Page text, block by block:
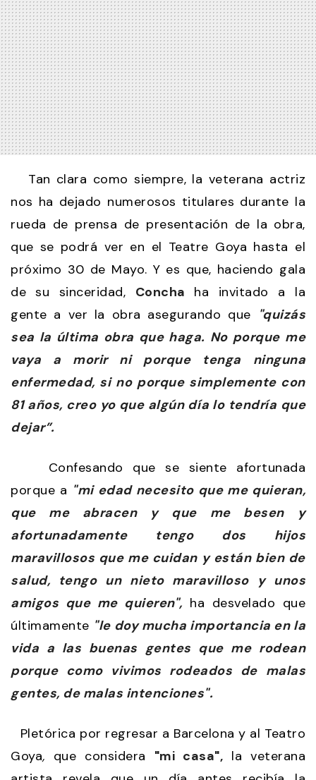
Tan clara como siempre, la veterana actriz
nos ha dejado numerosos titulares durante la
rueda de prensa de presentación de la obra,
que se podrá ver en el Teatre Goya hasta el
próximo 30 de Mayo. Y es que, haciendo gala
de su sinceridad, Concha ha invitado a la
gente a ver la obra asegurando que "quizás
sea la última obra que haga. No porque me
vaya a morir ni porque tenga ninguna
enfermedad, si no porque simplemente con
81 años, creo yo que algún día lo tendría que
dejar”.
Confesando que se siente afortunada
porque a "mi edad necesito que me quieran,
que me abracen y que me besen y
afortunadamente tengo dos hijos
maravillosos que me cuidan y están bien de
salud, tengo un nieto maravilloso y unos
amigos que me quieren", ha desvelado que
últimamente "le doy mucha importancia en la
vida a las buenas gentes que me rodean
porque como vivimos rodeados de malas
gentes, de malas intenciones".
Pletórica por regresar a Barcelona y al Teatro
Goya, que considera "mi casa", la veterana